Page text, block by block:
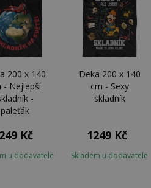
200 x 140
- Nejlepší
-
paleťák
Kč
u dodavatele
Deka 200 x 140
cm - Sexy
skladník
1249 Kč
Skladem u dodavatele